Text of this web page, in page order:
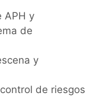
APH y
de
y
de riesgos